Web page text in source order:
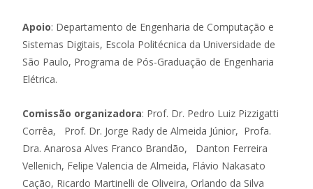
Apoio: Departamento de Engenharia de Computação e
Sistemas Digitais, Escola Politécnica da Universidade de
São Paulo, Programa de Pós-Graduação de Engenharia
Elétrica.
Comissão organizadora: Prof. Dr. Pedro Luiz Pizzigatti
Corrêa, Prof. Dr. Jorge Rady de Almeida Júnior, Profa.
Dra. Anarosa Alves Franco Brandão, Danton Ferreira
Vellenich, Felipe Valencia de Almeida, Flávio Nakasato
Cação, Ricardo Martinelli de Oliveira, Orlando da Silva